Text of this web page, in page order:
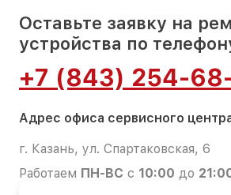
Оставьте заявку на
устройства по
+7 (843) 254-
Адрес офиса сервисного
г. Казань, ул. Спартаковская, 6
Работаем ПН-ВС с 10:00 до